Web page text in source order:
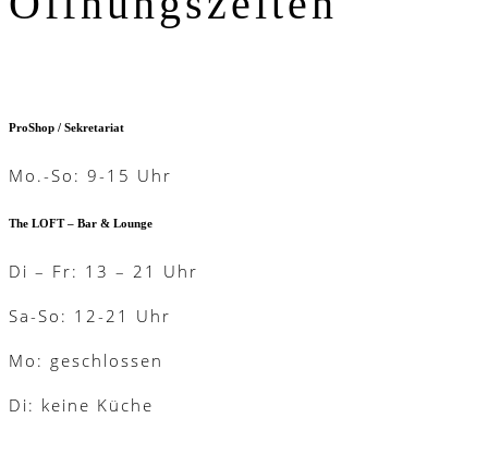
ProShop / Sekretariat
Mo.-So: 9-15 Uhr
The LOFT – Bar & Lounge
Di – Fr: 13 – 21 Uhr
Sa-So: 12-21 Uhr
Mo: geschlossen
Di: keine Küche